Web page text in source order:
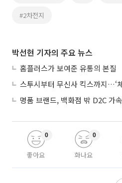
#2차전지
박선현 기자의 주요 뉴스
홈플러스가 보여준 유통의 본질
좋아요
0
화나요
0